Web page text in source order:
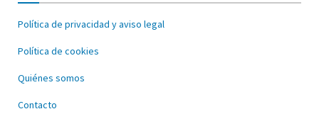
Política de privacidad y aviso legal
Política de cookies
Quiénes somos
Contacto